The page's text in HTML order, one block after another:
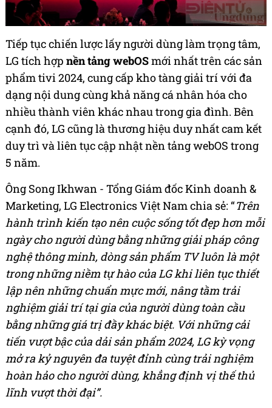
Tiếp tục chiến lược lấy người dùng làm trọng tâm,
LG tích hợp nền tảng webOSmới nhất trên các sản
phẩm tivi 2024, cung cấp kho tàng giải trí với đa
dạng nội dung cùng khả năng cá nhân hóa cho
nhiều thành viên khác nhau trong gia đình. Bên
cạnh đó, LG cũng là thương hiệu duy nhất cam kết
duy trì và liên tục cập nhật nền tảng webOS trong
5 năm.
Ông Song Ikhwan - Tổng Giám đốc Kinh doanh &
Marketing, LG Electronics Việt Nam chia sẻ: “Trên
hành trình kiến tạo nên cuộc sống tốt đẹp hơn mỗi
ngày cho người dùng bằng những giải pháp công
nghệ thông minh, dòng sản phẩm TV luôn là một
trong những niềm tự hào của LG khi liên tục thiết
lập nên những chuẩn mực mới, nâng tầm trải
nghiệm giải trí tại gia của người dùng toàn cầu
bằng những giá trị đầy khác biệt. Với những cải
tiến vượt bậc của dải sản phẩm 2024, LG kỳ vọng
mở ra kỷ nguyên đa tuyệt đỉnh cùng trải nghiệm
hoàn hảo cho người dùng, khẳng định vị thế thủ
lĩnh vượt thời đại”.